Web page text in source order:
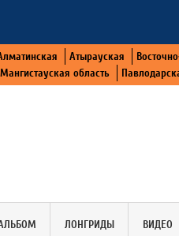
Атырауская
Мангистауская область
ЛОНГРИДЫ ВИДЕО